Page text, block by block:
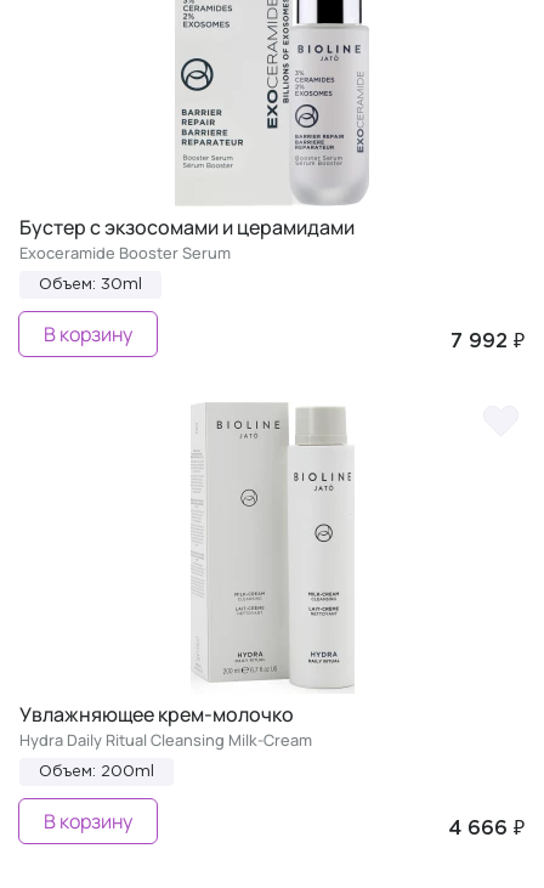
Бустер с экзосомами и церамидами
Exoceramide Booster Serum
Объем: 30ml
7 992 ₽
В корзину
Увлажняющее крем-молочко
Hydra Daily Ritual Cleansing Milk-Cream
Объем: 200ml
4 666 ₽
В корзину